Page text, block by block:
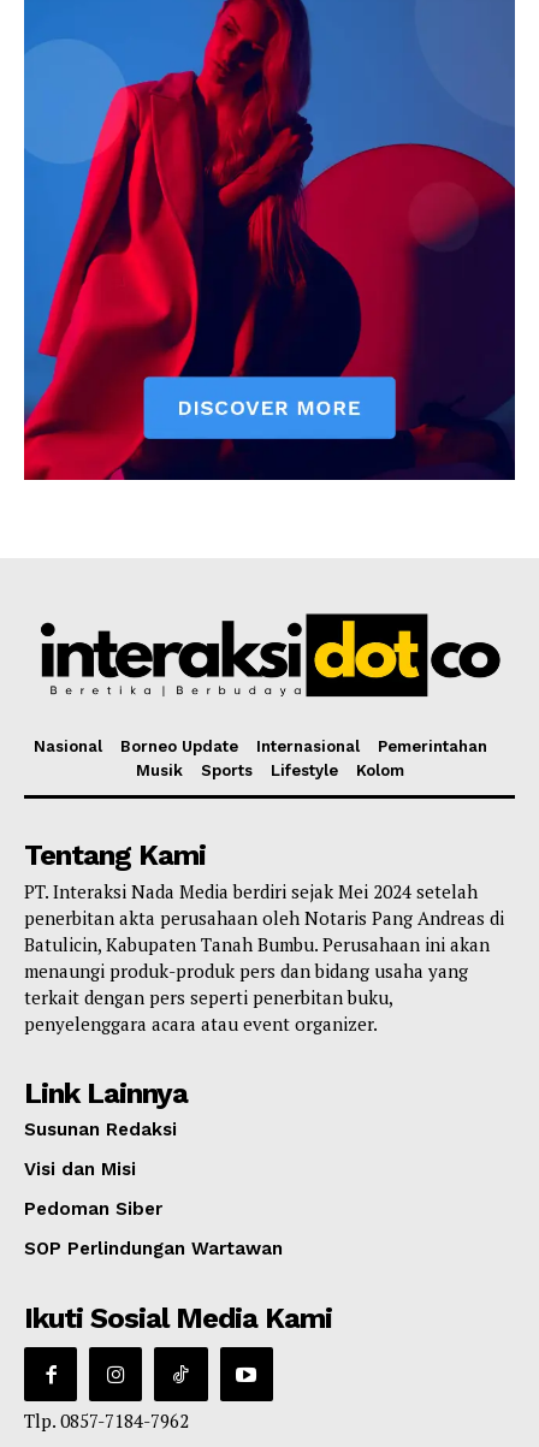
Nasional Borneo Update Internasional
Pemerintahan
Musik
Sports Lifestyle Kolom
Tentang Kami
PT. Interaksi Nada Media berdiri sejak Mei 2024 setelah
penerbitan akta perusahaan oleh Notaris Pang Andreas di
Batulicin, Kabupaten Tanah Bumbu. Perusahaan ini akan
menaungi produk-produk pers dan bidang usaha yang
terkait dengan pers seperti penerbitan buku,
penyelenggara acara atau event organizer.
Link Lainnya
Susunan Redaksi
Visi dan Misi
Pedoman Siber
SOP Perlindungan Wartawan
Ikuti Sosial Media Kami
Tlp. 0857-7184-7962